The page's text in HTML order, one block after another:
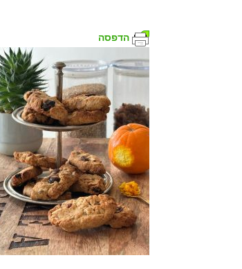
הדפסה